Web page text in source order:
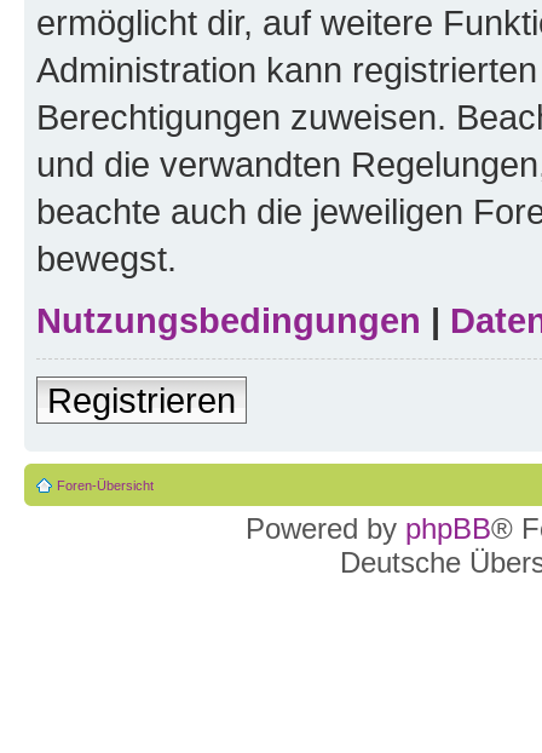
ermöglicht dir, auf weitere
Administration kann
Berechtigungen zuweisen.
und die verwandten
beachte auch die jeweiligen
bewegst.
Nutzungsbedingungen |
Registrieren
Foren-Übersicht
Powered by phpBB®
Deutsche